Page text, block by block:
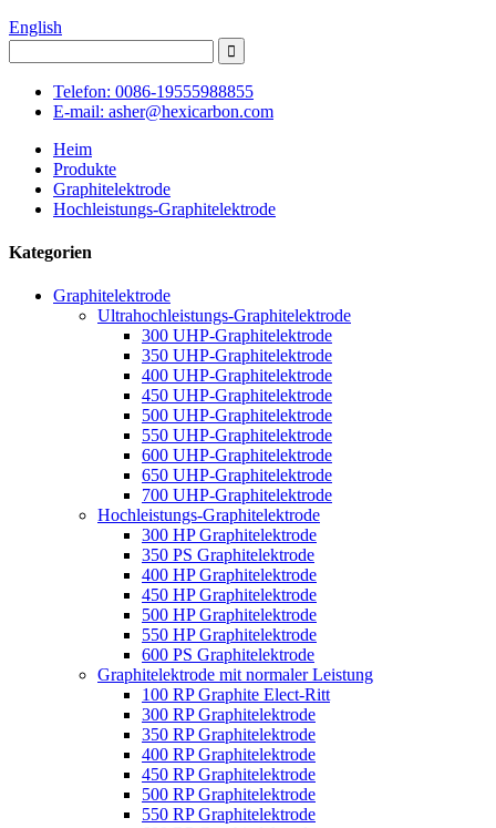
English
Telefon: 0086-19555988855
E-mail: asher@hexicarbon.com
Heim
Produkte
Graphitelektrode
Hochleistungs-Graphitelektrode
Kategorien
Graphitelektrode
Ultrahochleistungs-Graphitelektrode
300 UHP-Graphitelektrode
350 UHP-Graphitelektrode
400 UHP-Graphitelektrode
450 UHP-Graphitelektrode
500 UHP-Graphitelektrode
550 UHP-Graphitelektrode
600 UHP-Graphitelektrode
650 UHP-Graphitelektrode
700 UHP-Graphitelektrode
Hochleistungs-Graphitelektrode
300 HP Graphitelektrode
350 PS Graphitelektrode
400 HP Graphitelektrode
450 HP Graphitelektrode
500 HP Graphitelektrode
550 HP Graphitelektrode
600 PS Graphitelektrode
Graphitelektrode mit normaler Leistung
100 RP Graphite Elect-Ritt
300 RP Graphitelektrode
350 RP Graphitelektrode
400 RP Graphitelektrode
450 RP Graphitelektrode
500 RP Graphitelektrode
550 RP Graphitelektrode